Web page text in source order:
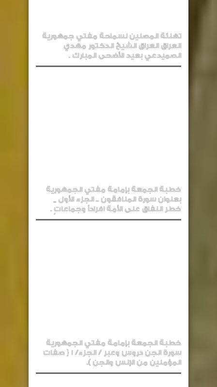
تهنئة المصلين لسماحة مفتي جمهورية
العراق العراق الشيخ الدكتور مهدي
الصميدعي بعيد الأضحى المبارك .
خطبة الجمعة بإمامة مفتي الجمهورية
بعنوان سورة المنافقون .. الجزء الأول _
خطر النفاق على الأمة افراداً وجماعاتٍ .
خطبة الجمعة بإمامة مفتي الجمهورية
سورة الجن دروس وعبر / الجزء/ 1 { صفات
المؤمنين من الإنس والجن ).